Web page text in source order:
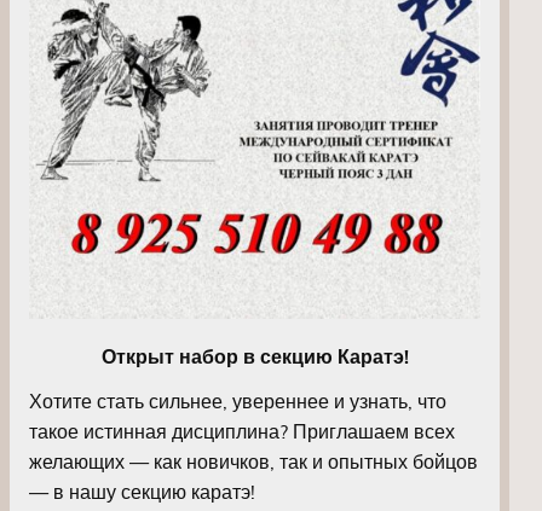
Открыт набор в секцию Каратэ!
Хотите стать сильнее, увереннее и узнать, что
такое истинная дисциплина? Приглашаем всех
желающих — как новичков, так и опытных бойцов
— в нашу секцию каратэ!